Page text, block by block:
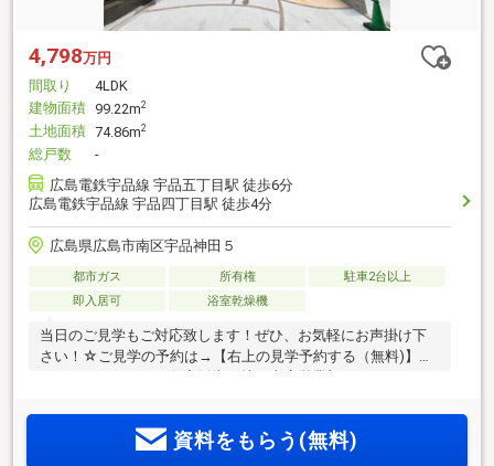
4,798万円
間取り
4LDK
建物面積 99.22m2
土地面積 74.86m2
総戸数
-
広島電鉄宇品線 宇品五丁目駅 徒歩6分
広島電鉄宇品線 宇品四丁目駅 徒歩4分
広島県広島市南区宇品神田５
都市ガス 所有権
駐車2台以上
即入居可
浴室乾燥機
当日のご見学もご対応致します！ぜひ、お気軽にお声掛け下
さい！☆ご見学の予約は→【右上の見学予約する（無料)】を
クリック！トータテ住宅販売（株）本店営業部まで！！0120-
ご用意しています】トータテのホームページもぜひご覧くだ
さい！!https://jyuhan.totate.co.jp/資料をもらう(無料)